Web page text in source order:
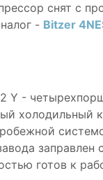
снят с
- Bitzer
Y -
холодильный
заправлен
готов к